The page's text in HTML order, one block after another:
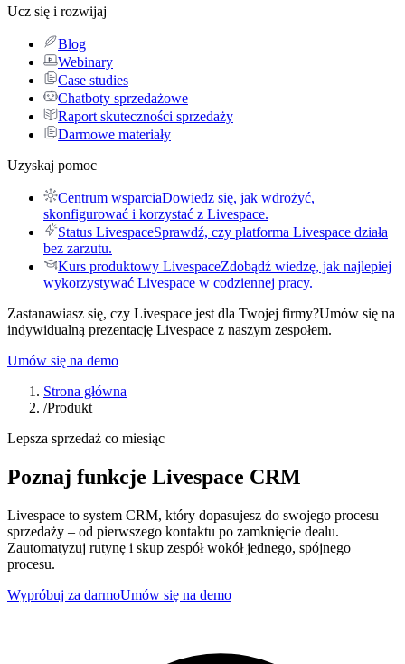
Ucz się i rozwijaj
Blog
Webinary
Case studies
Chatboty sprzedażowe
Raport skuteczności sprzedaży
Darmowe materiały
Uzyskaj pomoc
Centrum wsparciaDowiedz się, jak wdrożyć,
skonfigurować i korzystać z Livespace.
Status LivespaceSprawdź, czy platforma Livespace działa
bez zarzutu.
Kurs produktowy LivespaceZdobądź wiedzę, jak najlepiej
wykorzystywać Livespace w codziennej pracy.
Zastanawiasz się, czy Livespace jest dla Twojej firmy?Umów się na
indywidualną prezentację Livespace z naszym zespołem.
Umów się na demo
Strona główna
/Produkt
Lepsza sprzedaż co miesiąc
Poznaj funkcje Livespace CRM
Livespace to system CRM, który dopasujesz do swojego procesu
sprzedaży – od pierwszego kontaktu po zamknięcie dealu.
Zautomatyzuj rutynę i skup zespół wokół jednego, spójnego
procesu.
Wypróbuj za darmoUmów się na demo